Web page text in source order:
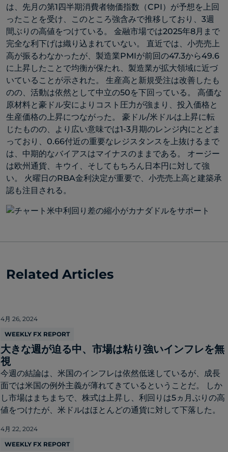
は、先月の第1四半期消費者物価指数（CPI）が予想を上回
ったことを受け、このところ強含みで推移しており、3週
間ぶりの高値をつけている。 金融市場では2025年8月まで
完全な利下げは織り込まれていない。 直近では、小売売上
高が振るわなかったが、製造業PMIが前回の47.3から49.6
に上昇したことで均衡が保たれ、製造業が拡大領域に近づ
いていることが示された。 生産高と新規受注は改善したも
のの、活動は依然として中立の50を下回っている。 高価な
原材料と豪ドル安によりコスト圧力が強まり、投入価格と
生産価格の上昇につながった。 豪ドル/米ドルは上昇に転
じたものの、より広い意味では1-3月期のレンジ内にとどま
っており、0.66付近の重要なレジスタンスを上抜けるまで
は、中期的なバイアスはマイナスのままである。 オージー
は欧州通貨、キウイ、そしてもちろん日本円に対して強
い。 火曜日のRBA金利決定が重要で、小売売上高と建築承
認も注目される。
Related Articles
4月 26, 2024
WEEKLY FX REPORT
大きな週が迫る中、市場は粘り強いインフレを無
視
今週の結論は、米国のインフレは依然低迷しているが、成長
面では米国の例外主義が薄れてきているということだ。 しか
し市場はまちまちで、株式は上昇し、利回りは5ヵ月ぶりの高
値をつけたが、米ドルはほとんどの通貨に対して下落した。
4月 22, 2024
WEEKLY FX REPORT